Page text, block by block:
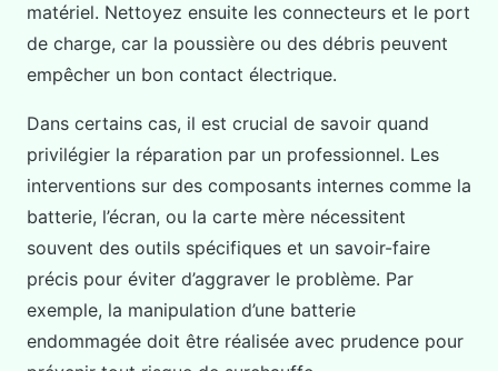
matériel. Nettoyez ensuite les connecteurs et le port
de charge, car la poussière ou des débris peuvent
empêcher un bon contact électrique.
Dans certains cas, il est crucial de savoir quand
privilégier la réparation par un professionnel. Les
interventions sur des composants internes comme la
batterie, l’écran, ou la carte mère nécessitent
souvent des outils spécifiques et un savoir-faire
précis pour éviter d’aggraver le problème. Par
exemple, la manipulation d’une batterie
endommagée doit être réalisée avec prudence pour